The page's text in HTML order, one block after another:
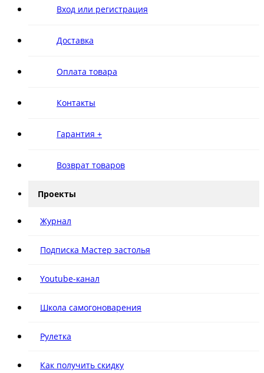
Вход или регистрация
Доставка
Оплата товара
Контакты
Гарантия +
Возврат товаров
Проекты
Журнал
Подписка Мастер застолья
Youtube-канал
Школа самогоноварения
Рулетка
Как получить скидку